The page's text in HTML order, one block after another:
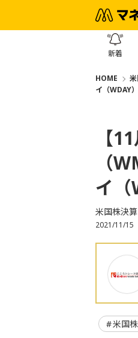
新着
HOME
イ（WDAY
【
（
イ（
米国株決
2021/11/15
米国株